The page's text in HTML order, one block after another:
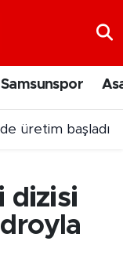
Samsunspor
üretim başladı
dizisi